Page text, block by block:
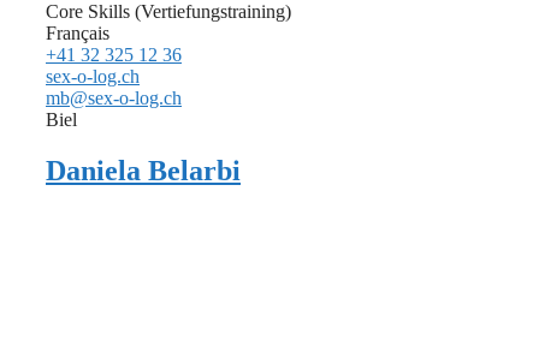
Core Skills (Vertiefungstraining)
Français
+41 32 325 12 36
sex-o-log.ch
mb@sex-o-log.ch
Biel
Daniela Belarbi